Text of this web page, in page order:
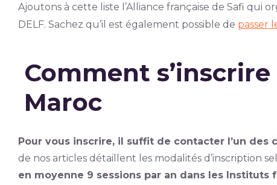
Ajoutons à cette liste l’Alliance française de Safi qui
DELF. Sachez qu’il est également possible de passer
Comment s’inscrire
Maroc
Pour vous inscrire, il suffit de contacter l’un
de nos articles détaillent les modalités d’inscription
en moyenne 9 sessions par an dans les Instituts